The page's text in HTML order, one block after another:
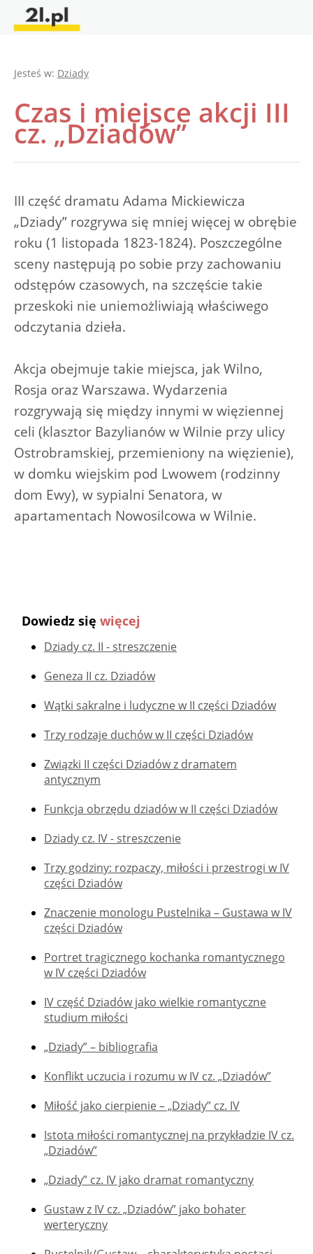
Jesteś w: Dziady
Czas i miejsce akcji III
cz. „Dziadów”
III część dramatu Adama Mickiewicza
„Dziady” rozgrywa się mniej więcej w obrębie
roku (1 listopada 1823-1824). Poszczególne
sceny następują po sobie przy zachowaniu
odstępów czasowych, na szczęście takie
przeskoki nie uniemożliwiają właściwego
odczytania dzieła.
Akcja obejmuje takie miejsca, jak Wilno,
Rosja oraz Warszawa. Wydarzenia
rozgrywają się między innymi w więziennej
celi (klasztor Bazylianów w Wilnie przy ulicy
Ostrobramskiej, przemieniony na więzienie),
w domku wiejskim pod Lwowem (rodzinny
dom Ewy), w sypialni Senatora, w
apartamentach Nowosilcowa w Wilnie.
Dowiedz się więcej
Dziady cz. II - streszczenie
Geneza II cz. Dziadów
Wątki sakralne i ludyczne w II części Dziadów
Trzy rodzaje duchów w II części Dziadów
Związki II części Dziadów z dramatem
antycznym
Funkcja obrzędu dziadów w II części Dziadów
Dziady cz. IV - streszczenie
Trzy godziny: rozpaczy, miłości i przestrogi w IV
części Dziadów
Znaczenie monologu Pustelnika – Gustawa w IV
części Dziadów
Portret tragicznego kochanka romantycznego
w IV części Dziadów
IV część Dziadów jako wielkie romantyczne
studium miłości
„Dziady” – bibliografia
Konflikt uczucia i rozumu w IV cz. „Dziadów”
Miłość jako cierpienie – „Dziady” cz. IV
Istota miłości romantycznej na przykładzie IV cz.
„Dziadów”
„Dziady” cz. IV jako dramat romantyczny
Gustaw z IV cz. „Dziadów” jako bohater
werteryczny